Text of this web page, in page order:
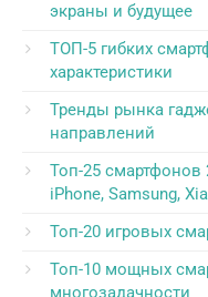
экраны и будущее
ТОП-5 гибких
характеристики
Тренды рынка
направлений
Топ-25 смартфонов
iPhone, Samsung,
Топ-20 игровых
Топ-10 мощных
многозадачности